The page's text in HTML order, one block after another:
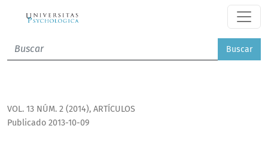
Análisis de la motivación en el atletismo: un estudio con
Buscar
VOL. 13 NÚM. 2 (2014), ARTÍCULOS
Publicado 2013-10-09